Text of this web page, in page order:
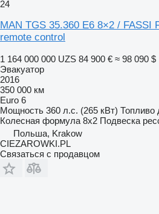
24
MAN TGS 35.360 E6 8×2 / FASSI
remote control
1 164 000 000 UZS 84 900 € ≈ 98 090 $
Эвакуатор
2016
350 000 км
Euro 6
Мощность 360 л.с. (265 кВт) Топливо
Колесная формула 8x2 Подвеска
Польша, Krakow
CIEZAROWKI.PL
Связаться с продавцом